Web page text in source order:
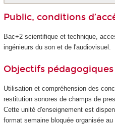
Public, conditions
Bac+2 scientifique et technique,
ingénieurs du son et de l'audiovisuel.
Objectifs pédagogiques
Utilisation et compréhension des
restitution sonores de champs de
Cette unité d'enseignementest
format semaine bloquée organisée